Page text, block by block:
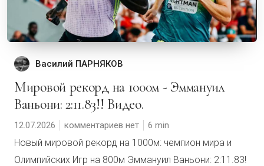
Василий ПАРНЯКОВ
Мировой рекорд на 1000м - Эммануил
Ваньони: 2:11.83!! Видео.
12.07.2026 комментариев нет 6
Новый мировой рекорд на 1000м: чемпион мира и
Олимпийских Игр на 800м Эммануил Ваньони: 2:11.83!